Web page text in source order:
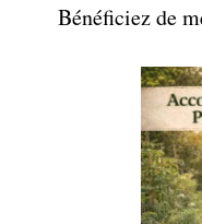
Bénéficiez de